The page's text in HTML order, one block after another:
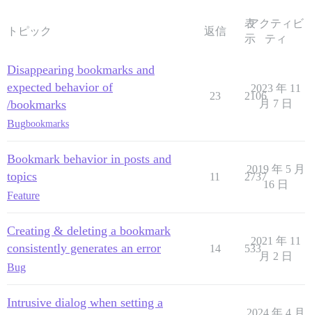
トピック 返信
表
示
アクティビ
ティ
Disappearing bookmarks and
expected behavior of
/bookmarks
Bugbookmarks
23 2106
2023 年 11
月 7 日
Bookmark behavior in posts and
topics
Feature
11 2737
2019 年 5 月
16 日
Creating & deleting a bookmark
consistently generates an error
Bug
14 533
2021 年 11
月 2 日
Intrusive dialog when setting a
2024 年 4 月